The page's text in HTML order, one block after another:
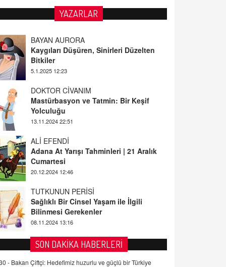
YAZARLAR
BAYAN AURORA
Kaygıları Düşüren, Sinirleri Düzelten
Bitkiler
5.1.2025 12:23
DOKTOR CİVANIM
Mastürbasyon ve Tatmin: Bir Keşif
Yolculuğu
13.11.2024 22:51
ALİ EFENDİ
Adana At Yarışı Tahminleri | 21 Aralık
Cumartesi
20.12.2024 12:46
TUTKUNUN PERİSİ
Sağlıklı Bir Cinsel Yaşam ile İlgili
Bilinmesi Gerekenler
08.11.2024 13:16
FARUK ÖNALAN
Tezkere Onaylanmasaydı…
2 Kasım 2021 Salı 00:11
SON DAKİKA HABERLERİ
- Bakan Çiftçi: Hedefimiz huzurlu ve güçlü bir Türkiye